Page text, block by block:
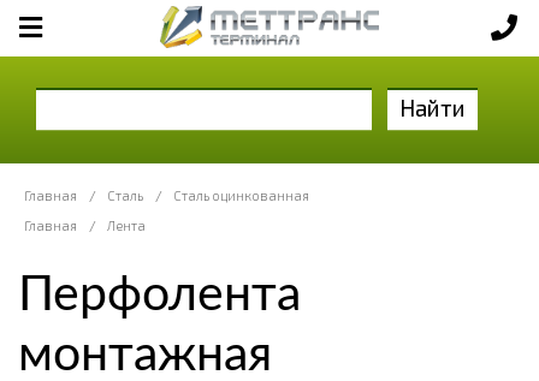
Найти
Главная / Сталь /
Сталь оцинкованная
Главная
/ Лента
Перфолента
монтажная